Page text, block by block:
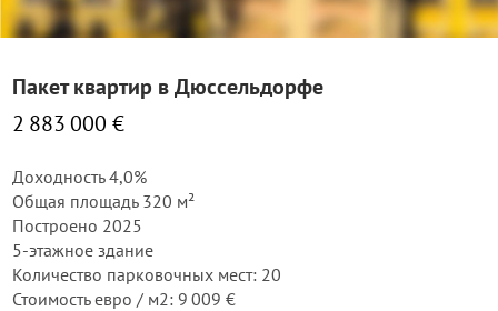
Пакет квартир в Дюссельдорфе
2 883 000 €
Доходность 4,0%
Общая площадь 320 м²
Построено 2025
5-этажное здание
Количество парковочных мест: 20
Стоимость евро / м2: 9 009 €